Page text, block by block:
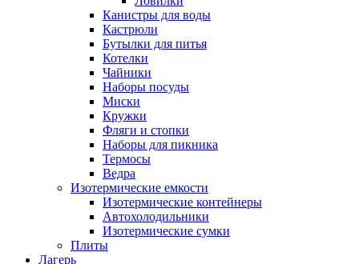
Канистры для воды
Кастрюли
Бутылки для питья
Котелки
Чайники
Наборы посуды
Миски
Кружки
Фляги и стопки
Наборы для пикника
Термосы
Ведра
Изотермические емкости
Изотермические контейнеры
Автохолодильники
Изотермические сумки
Плиты
Лагерь